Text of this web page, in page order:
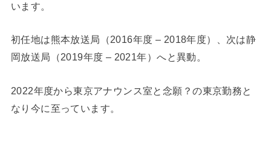
います。
初任地は熊本放送局（2016年度 – 2018年度）、次は静
岡放送局（2019年度 – 2021年）へと異動。
2022年度から東京アナウンス室と念願？の東京勤務と
なり今に至っています。